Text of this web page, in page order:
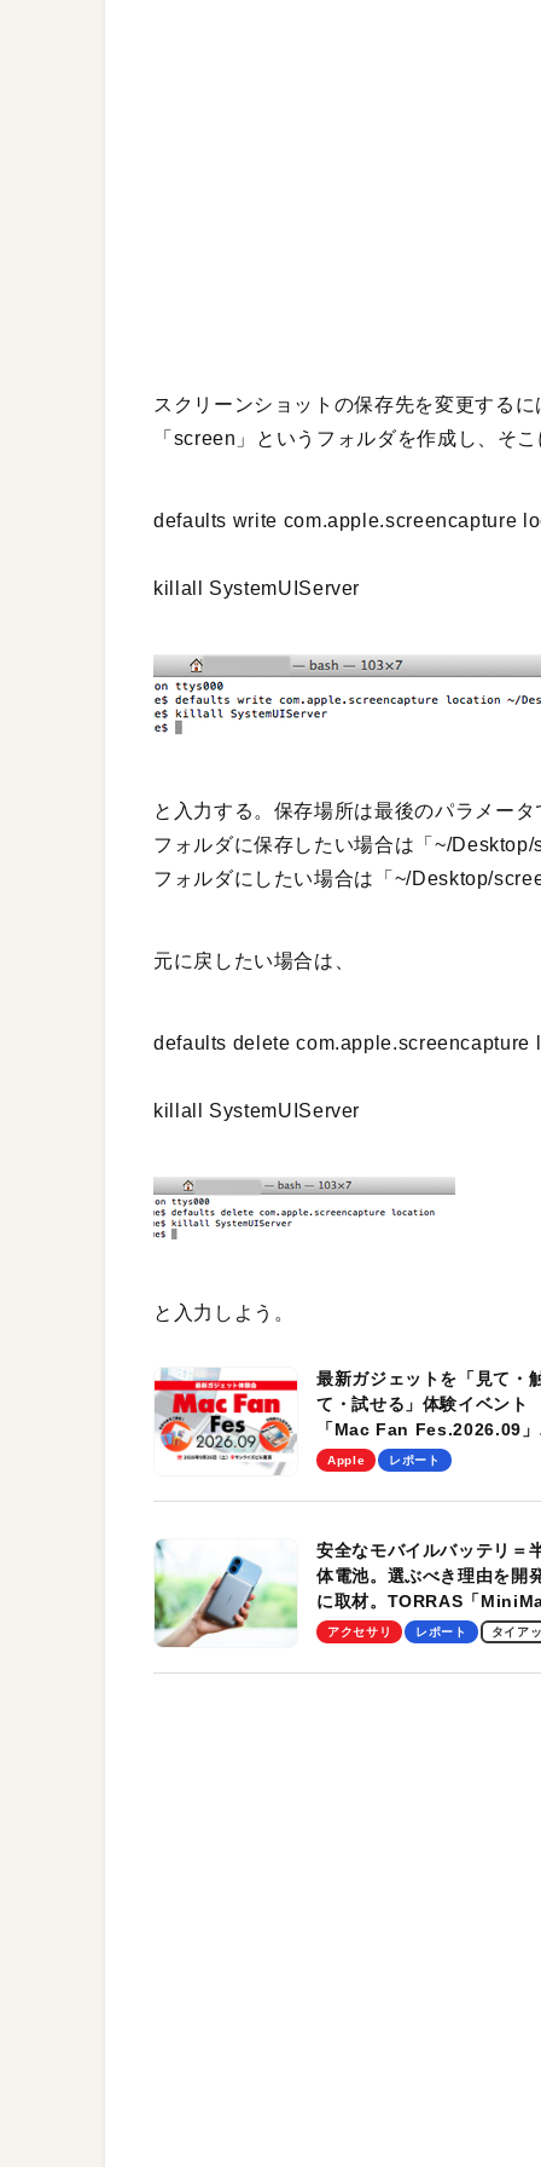
スクリーンショットの保存先を変更する
「screen」というフォルダを作成し、そ
defaults write com.apple.screencapture
killall SystemUIServer
と入力する。保存場所は最後のパラメー
フォルダに保存したい場合は「~/
フォルダにしたい場合は「~/Desktop/
元に戻したい場合は、
defaults delete com.apple.screencapture
killall SystemUIServer
と入力しよう。
最新ガジェットを「見て・
て・試せる」体験イベント
「Mac Fan Fes.2026.09」
を、9月26日（土）に開催
Apple レポート
安全なモバイルバッテリ＝
体電池。選ぶべき理由を開
に取材。TORRAS「
Pro」の実機レビューも
アクセサリ レポート タイア